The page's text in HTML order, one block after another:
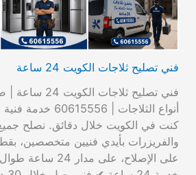
فني تصليح ثلاجات الكويت 24 ساعة
فني تصليح
أنواع الثلاجات |
كنت في الكويت خلال دقائق. نصلح
والفريزرات بأيدي فنيين متخصصين،
على الإصلاح، على